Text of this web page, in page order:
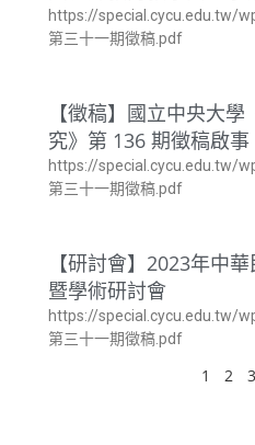
https://special.cycu.edu.tw/
第三十一期徵稿.pdf
【徵稿】國立中央大
究》第 136 期徵稿啟事
https://special.cycu.edu.tw/
第三十一期徵稿.pdf
【研討會】2023年中
暨學術研討會
https://special.cycu.edu.tw/
第三十一期徵稿.pdf
1 2 3